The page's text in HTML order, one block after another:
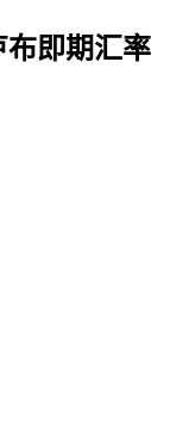
即期汇率